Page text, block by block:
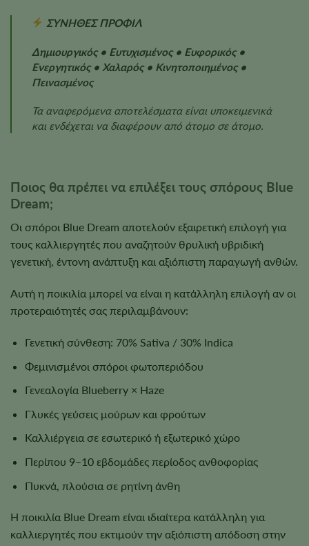
ΣΥΝΗΘΕΣ ΠΡΟΦΙΛ
Δημιουργικός • Ευτυχισμένος • Ευφορικός •
Ενεργητικός • Χαλαρός • Κινητοποιημένος •
Πεινασμένος
Τα αναφερόμενα αποτελέσματα είναι υποκειμενικά
και ενδέχεται να διαφέρουν από άτομο σε άτομο.
Ποιος θα πρέπει να επιλέξει τους σπόρους Blue
Dream;
Οι σπόροι Blue Dream αποτελούν εξαιρετική επιλογή για
τους καλλιεργητές που αναζητούν θρυλική υβριδική
γενετική, έντονη ανάπτυξη και αξιόπιστη παραγωγή ανθών.
Αυτή η ποικιλία μπορεί να είναι η κατάλληλη επιλογή αν οι
προτεραιότητές σας περιλαμβάνουν:
Γενετική σύνθεση: 70% Sativa / 30% Indica
Φεμινισμένοι σπόροι φωτοπεριόδου
Γενεαλογία Blueberry × Haze
Γλυκές γεύσεις μούρων και φρούτων
Καλλιέργεια σε εσωτερικό ή εξωτερικό χώρο
Περίπου 9–10 εβδομάδες περίοδος ανθοφορίας
Πυκνά, πλούσια σε ρητίνη άνθη
Η ποικιλία Blue Dream είναι ιδιαίτερα κατάλληλη για
καλλιεργητές που εκτιμούν την αξιόπιστη απόδοση στην